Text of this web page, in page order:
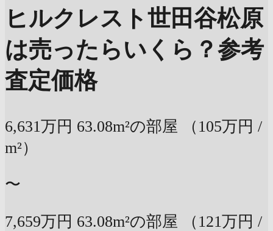
ヒルクレスト世田谷松原
は売ったらいくら？参考
査定価格
6,631万円 63.08m²の部屋
（105万円 /
m²）
〜
7,659万円 63.08m²の部屋
（121万円 /